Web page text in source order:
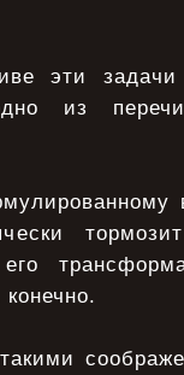
эти
из
его